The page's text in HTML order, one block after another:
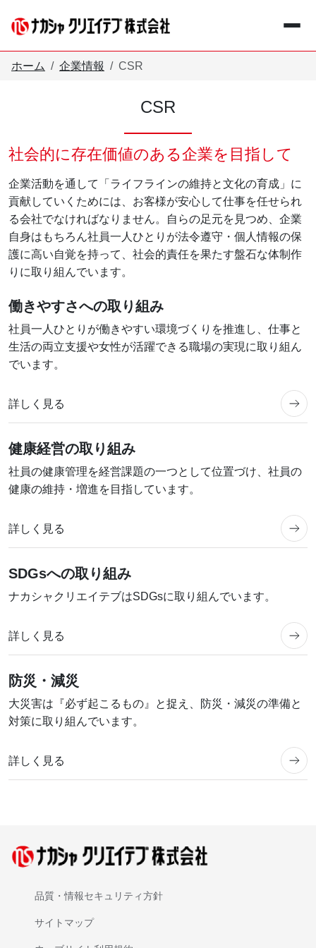
お知らせInformation
採用情報 Recruit
日本語 English
ホーム 企業情報 CSR
CSR
社会的に存在価値のある企業を目指して
企業活動を通して「ライフラインの維持と文化の育成」に
貢献していくためには、お客様が安心して仕事を任せられ
る会社でなければなりません。自らの足元を見つめ、企業
自身はもちろん社員一人ひとりが法令遵守・個人情報の保
護に高い自覚を持って、社会的責任を果たす盤石な体制作
りに取り組んでいます。
働きやすさへの取り組み
社員一人ひとりが働きやすい環境づくりを推進し、仕事と
生活の両立支援や女性が活躍できる職場の実現に取り組ん
でいます。
詳しく見る
健康経営の取り組み
社員の健康管理を経営課題の一つとして位置づけ、社員の
健康の維持・増進を目指しています。
詳しく見る
SDGsへの取り組み
ナカシャクリエイテブはSDGsに取り組んでいます。
詳しく見る
防災・減災
大災害は『必ず起こるもの』と捉え、防災・減災の準備と
対策に取り組んでいます。
詳しく見る
品質・情報セキュリティ方針
サイトマップ